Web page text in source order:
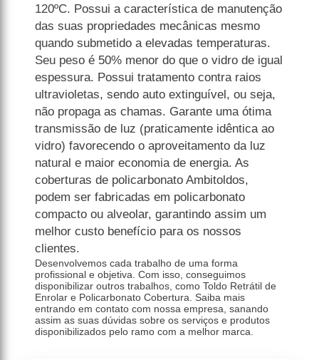
120ºC. Possui a característica de manutenção
das suas propriedades mecânicas mesmo
quando submetido a elevadas temperaturas.
Seu peso é 50% menor do que o vidro de igual
espessura. Possui tratamento contra raios
ultravioletas, sendo auto extinguível, ou seja,
não propaga as chamas. Garante uma ótima
transmissão de luz (praticamente idêntica ao
vidro) favorecendo o aproveitamento da luz
natural e maior economia de energia. As
coberturas de policarbonato Ambitoldos,
podem ser fabricadas em policarbonato
compacto ou alveolar, garantindo assim um
melhor custo benefício para os nossos
clientes.
Desenvolvemos cada trabalho de uma forma
profissional e objetiva. Com isso, conseguimos
disponibilizar outros trabalhos, como Toldo Retrátil de
Enrolar e Policarbonato Cobertura. Saiba mais
entrando em contato com nossa empresa, sanando
assim as suas dúvidas sobre os serviços e produtos
disponibilizados pelo ramo com a melhor marca.